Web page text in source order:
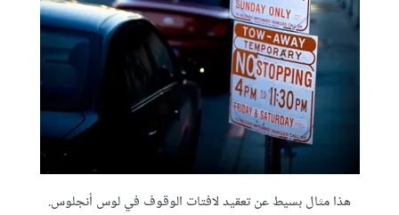
هذا مثال بسيط عن تعقيد لافتات الوقوف في لوس أنجلوس.